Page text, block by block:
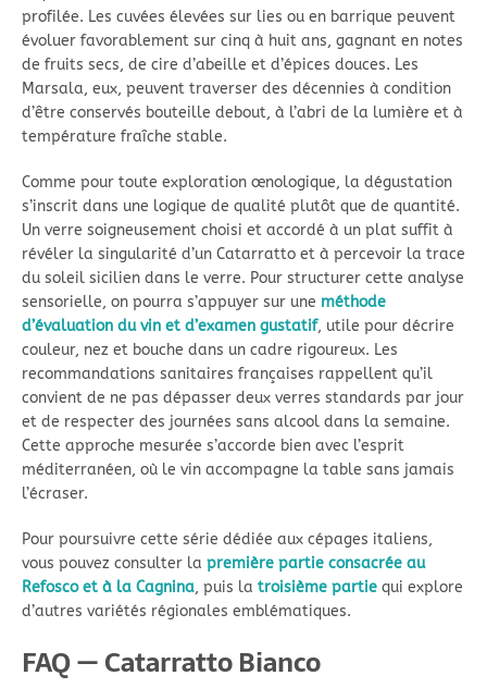
profilée. Les cuvées élevées sur lies ou en barrique peuvent
évoluer favorablement sur cinq à huit ans, gagnant en notes
de fruits secs, de cire d’abeille et d’épices douces. Les
Marsala, eux, peuvent traverser des décennies à condition
d’être conservés bouteille debout, à l’abri de la lumière et à
température fraîche stable.
Comme pour toute exploration œnologique, la dégustation
s’inscrit dans une logique de qualité plutôt que de quantité.
Un verre soigneusement choisi et accordé à un plat suffit à
révéler la singularité d’un Catarratto et à percevoir la trace
du soleil sicilien dans le verre. Pour structurer cette analyse
sensorielle, on pourra s’appuyer sur une méthode
d’évaluation du vin et d’examen gustatif, utile pour décrire
couleur, nez et bouche dans un cadre rigoureux. Les
recommandations sanitaires françaises rappellent qu’il
convient de ne pas dépasser deux verres standards par jour
et de respecter des journées sans alcool dans la semaine.
Cette approche mesurée s’accorde bien avec l’esprit
méditerranéen, où le vin accompagne la table sans jamais
l’écraser.
Pour poursuivre cette série dédiée aux cépages italiens,
vous pouvez consulter la première partie consacrée au
Refosco et à la Cagnina, puis la troisième partie qui explore
d’autres variétés régionales emblématiques.
FAQ — Catarratto Bianco